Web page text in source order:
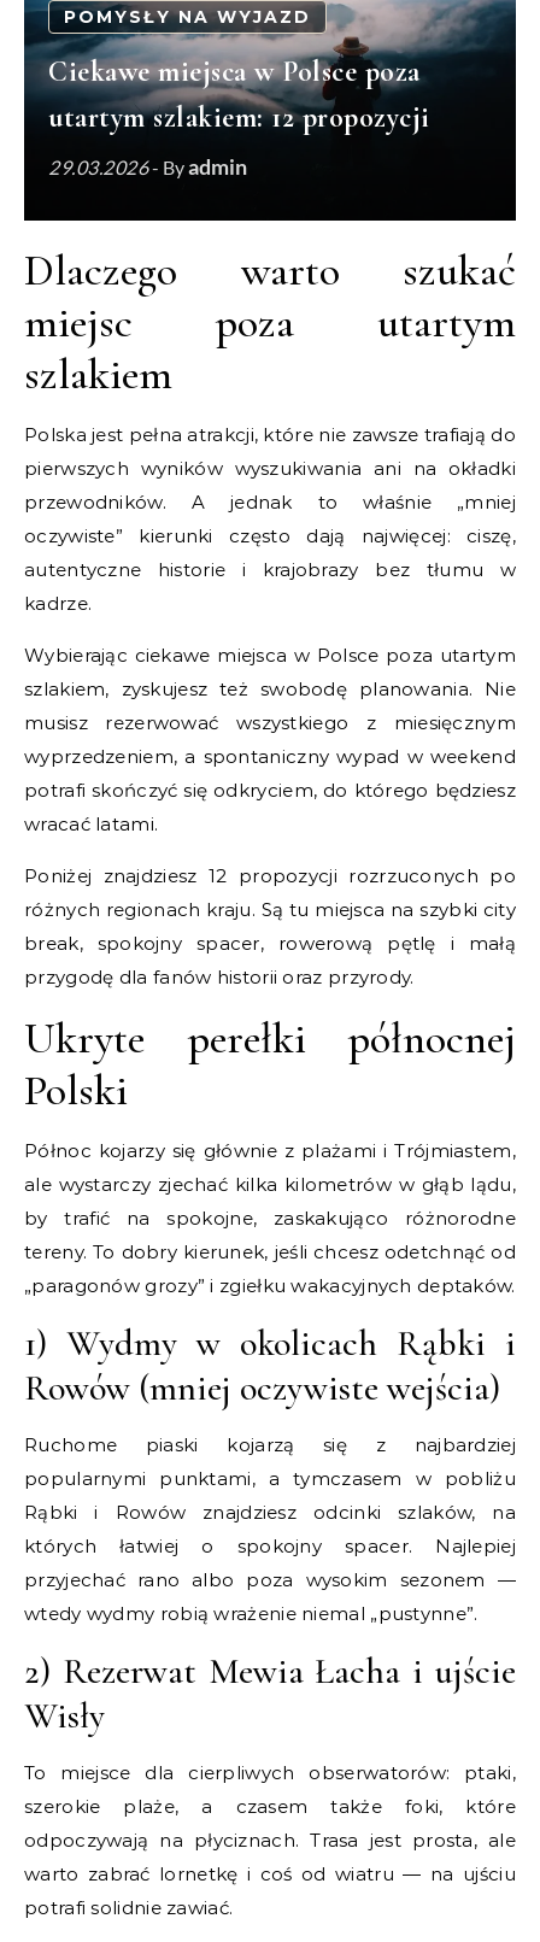
POMYSŁY NA WYJAZD
Ciekawe miejsca w Polsce poza
utartym szlakiem: 12 propozycji
29.03.2026- Byadmin
Dlaczego warto szukać
miejsc poza utartym
szlakiem
Polska jest pełna atrakcji, które nie zawsze trafiają do
pierwszych wyników wyszukiwania ani na okładki
przewodników. A jednak to właśnie „mniej
oczywiste” kierunki często dają najwięcej: ciszę,
autentyczne historie i krajobrazy bez tłumu w
kadrze.
Wybierając ciekawe miejsca w Polsce poza utartym
szlakiem, zyskujesz też swobodę planowania. Nie
musisz rezerwować wszystkiego z miesięcznym
wyprzedzeniem, a spontaniczny wypad w weekend
potrafi skończyć się odkryciem, do którego będziesz
wracać latami.
Poniżej znajdziesz 12 propozycji rozrzuconych po
różnych regionach kraju. Są tu miejsca na szybki city
break, spokojny spacer, rowerową pętlę i małą
przygodę dla fanów historii oraz przyrody.
Ukryte perełki północnej
Polski
Północ kojarzy się głównie z plażami i Trójmiastem,
ale wystarczy zjechać kilka kilometrów w głąb lądu,
by trafić na spokojne, zaskakująco różnorodne
tereny. To dobry kierunek, jeśli chcesz odetchnąć od
„paragonów grozy” i zgiełku wakacyjnych deptaków.
1) Wydmy w okolicach Rąbki i
Rowów (mniej oczywiste wejścia)
Ruchome piaski kojarzą się z najbardziej
popularnymi punktami, a tymczasem w pobliżu
Rąbki i Rowów znajdziesz odcinki szlaków, na
których łatwiej o spokojny spacer. Najlepiej
przyjechać rano albo poza wysokim sezonem —
wtedy wydmy robią wrażenie niemal „pustynne”.
2) Rezerwat Mewia Łacha i ujście
Wisły
To miejsce dla cierpliwych obserwatorów: ptaki,
szerokie plaże, a czasem także foki, które
odpoczywają na płyciznach. Trasa jest prosta, ale
warto zabrać lornetkę i coś od wiatru — na ujściu
potrafi solidnie zawiać.